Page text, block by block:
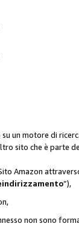
un motore di
sito che è parte
Amazon
”),
non sono